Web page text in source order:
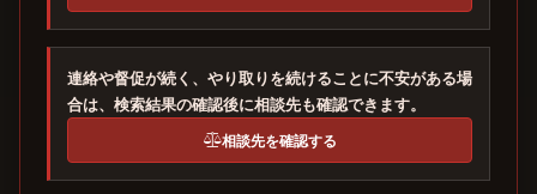
連絡や督促が続く、やり取りを続けることに不安がある場
合は、検索結果の確認後に相談先も確認できます。
相談先を確認する